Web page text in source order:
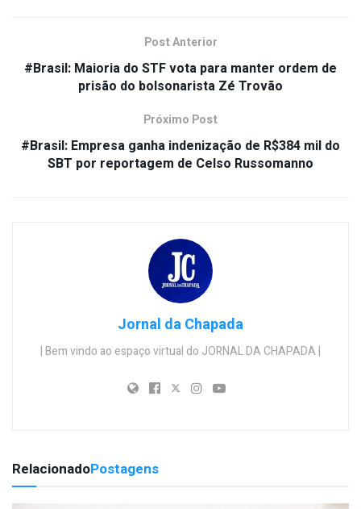
Post Anterior
#Brasil: Maioria do STF vota para manter ordem de
prisão do bolsonarista Zé Trovão
Próximo Post
#Brasil: Empresa ganha indenização de R$384 mil do
SBT por reportagem de Celso Russomanno
Jornal da Chapada
| Bem vindo ao espaço virtual do JORNAL DA CHAPADA |
RelacionadoPostagens